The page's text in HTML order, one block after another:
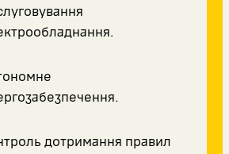
дотримання правил